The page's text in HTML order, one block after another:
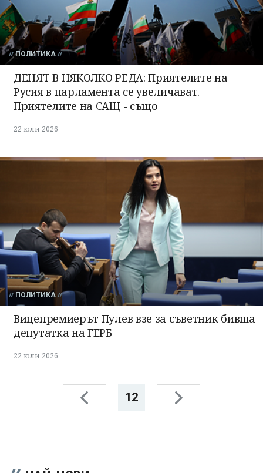
ПОЛИТИКА
ДЕНЯТ В НЯКОЛКО РЕДА: Приятелите на
Русия в парламента се увеличават.
Приятелите на САЩ - също
22 юли 2026
ПОЛИТИКА
Вицепремиерът Пулев взе за съветник бивша
депутатка на ГЕРБ
22 юли 2026
12